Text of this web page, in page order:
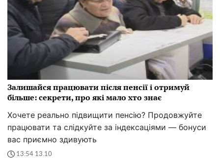
Залишайся працювати після пенсії і отримуй
більше: секрети, про які мало хто знає
Хочете реально підвищити пенсію? Продовжуйте
працювати та слідкуйте за індексаціями — бонуси
вас приємно здивують
13:54 13.10